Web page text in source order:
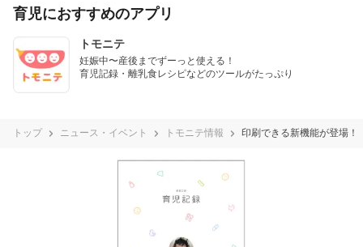
育児におすすめのアプリ
トモニテ
妊娠中〜産後までずーっと使える！
育児記録・離乳食レシピなどのツールがたっぷり
トップ ニュース・イベント トモニテ情報 印刷できる新機能が登場